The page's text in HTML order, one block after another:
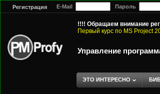
Регистрация E-Mail Пароль
!!!! Обращаем внимание
Первый курс по MS Project
Управление
ЭТО ИНТЕРЕСНО